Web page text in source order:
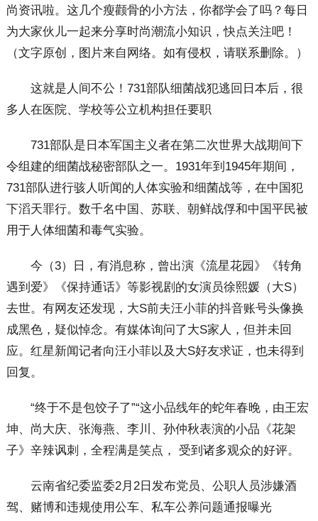
尚资讯啦。这几个瘦颧骨的小方法，你都学会了吗？每日
为大家伙儿一起来分享时尚潮流小知识，快点关注吧！
（文字原创，图片来自网络。如有侵权，请联系删除。）
这就是人间不公！731部队细菌战犯逃回日本后，很
多人在医院、学校等公立机构担任要职
731部队是日本军国主义者在第二次世界大战期间下
令组建的细菌战秘密部队之一。1931年到1945年期间，
731部队进行骇人听闻的人体实验和细菌战等，在中国犯
下滔天罪行。数千名中国、苏联、朝鲜战俘和中国平民被
用于人体细菌和毒气实验。
今（3）日，有消息称，曾出演《流星花园》《转角
遇到爱》《保持通话》等影视剧的女演员徐熙媛（大S）
去世。有网友还发现，大S前夫汪小菲的抖音账号头像换
成黑色，疑似悼念。有媒体询问了大S家人，但并未回
应。红星新闻记者向汪小菲以及大S好友求证，也未得到
回复。
“终于不是包饺子了”“这小品线年的蛇年春晚，由王宏
坤、尚大庆、张海燕、李川、孙仲秋表演的小品《花架
子》辛辣讽刺，全程满是笑点， 受到诸多观众的好评。
云南省纪委监委2月2日发布党员、公职人员涉嫌酒
驾、赌博和违规使用公车、私车公养问题通报曝光